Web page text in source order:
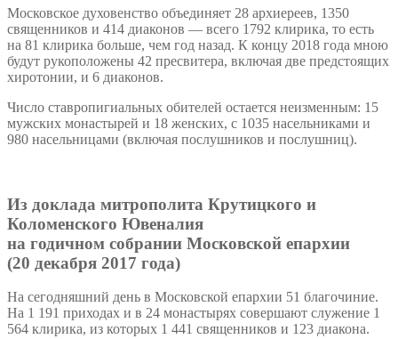
Московское духовенство объединяет 28 архиереев, 1350
священников и 414 диаконов — всего 1792 клирика, то есть
на 81 клирика больше, чем год назад. К концу 2018 года мною
будут рукоположены 42 пресвитера, включая две предстоящих
хиротонии, и 6 диаконов.
Число ставропигиальных обителей остается неизменным: 15
мужских монастырей и 18 женских, с 1035 насельниками и
980 насельницами (включая послушников и послушниц).
Из доклада митрополита Крутицкого и
Коломенского Ювеналия
на годичном собрании Московской епархии
(20 декабря 2017 года)
На сегодняшний день в Московской епархии 51 благочиние.
На 1 191 приходах и в 24 монастырях совершают служение 1
564 клирика, из которых 1 441 священников и 123 диакона.